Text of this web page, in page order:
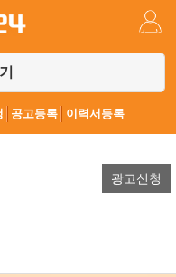
공고등록 이력서등록
광고신청